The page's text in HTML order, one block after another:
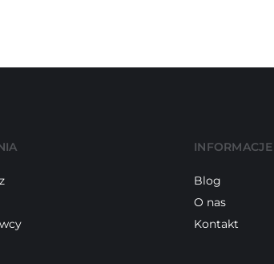
INFORMACJE
Blog
O nas
Kontakt